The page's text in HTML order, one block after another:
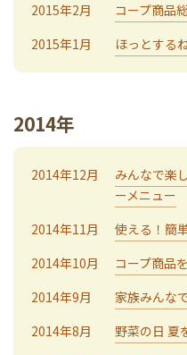
2015年2月
コープ商品
2015年1月
ほっとする
2014年
2014年12月
みんなで楽
ーメニュー
2014年11月
使える！簡
2014年10月
コープ商品
2014年9月
家族みんな
2014年8月
野菜の日 夏